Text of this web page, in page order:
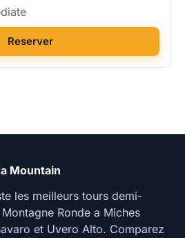
Reserver
Mountain
les meilleurs tours demi-
Ronde a Miches
et Uvero Alto. Comparez